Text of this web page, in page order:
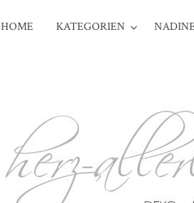
HOME KATEGORIEN